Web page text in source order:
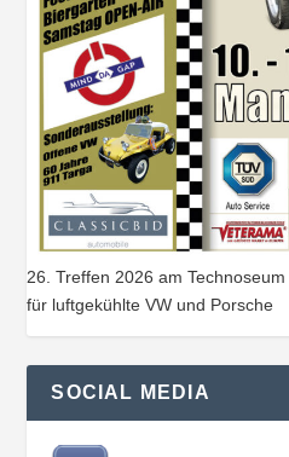
26. Treffen 2026 am Technoseum
für luftgekühlte VW und Porsche
SOCIAL MEDIA